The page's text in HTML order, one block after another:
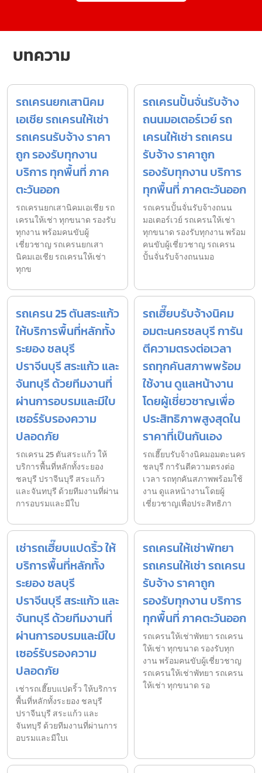
บทความ
รถเครนยกเสานิคม
เอเชีย รถเครนให้เช่า
รถเครนรับจ้าง ราคา
ถูก รองรับทุกงาน
บริการ ทุกพื้นที่ ภาค
ตะวันออก
รถเครนยกเสานิคมเอเชีย รถ
เครนให้เช่า ทุกขนาด รองรับ
ทุกงาน พร้อมคนขับผู้
เชี่ยวชาญ รถเครนยกเสา
นิคมเอเชีย รถเครนให้เช่า
ทุกข
รถเครนปั้นจั่นรับจ้าง
ถนนมอเตอร์เวย์ รถ
เครนให้เช่า รถเครน
รับจ้าง ราคาถูก
รองรับทุกงาน บริการ
ทุกพื้นที่ ภาคตะวันออก
รถเครนปั้นจั่นรับจ้างถนน
มอเตอร์เวย์ รถเครนให้เช่า
ทุกขนาด รองรับทุกงาน พร้อม
คนขับผู้เชี่ยวชาญ รถเครน
ปั้นจั่นรับจ้างถนนมอ
รถเครน 25 ตันสระแก้ว
ให้บริการพื้นที่หลักทั้ง
ระยอง ชลบุรี
ปราจีนบุรี สระแก้ว และ
จันทบุรี ด้วยทีมงานที่
ผ่านการอบรมและมีใบ
เซอร์รับรองความ
ปลอดภัย
รถเครน 25 ตันสระแก้ว ให้
บริการพื้นที่หลักทั้งระยอง
ชลบุรี ปราจีนบุรี สระแก้ว
และจันทบุรี ด้วยทีมงานที่ผ่าน
การอบรมและมีใบ
รถเฮี๊ยบรับจ้างนิคม
อมตะนครชลบุรี การัน
ตีความตรงต่อเวลา
รถทุกคันสภาพพร้อม
ใช้งาน ดูแลหน้างาน
โดยผู้เชี่ยวชาญเพื่อ
ประสิทธิภาพสูงสุดใน
ราคาที่เป็นกันเอง
รถเฮี๊ยบรับจ้างนิคมอมตะนคร
ชลบุรี การันตีความตรงต่อ
เวลา รถทุกคันสภาพพร้อมใช้
งาน ดูแลหน้างานโดยผู้
เชี่ยวชาญเพื่อประสิทธิภา
เช่ารถเฮี๊ยบแปดริ้ว ให้
บริการพื้นที่หลักทั้ง
ระยอง ชลบุรี
ปราจีนบุรี สระแก้ว และ
จันทบุรี ด้วยทีมงานที่
ผ่านการอบรมและมีใบ
เซอร์รับรองความ
ปลอดภัย
เช่ารถเฮี๊ยบแปดริ้ว ให้บริการ
พื้นที่หลักทั้งระยอง ชลบุรี
ปราจีนบุรี สระแก้ว และ
จันทบุรี ด้วยทีมงานที่ผ่านการ
อบรมและมีใบเ
รถเครนให้เช่าพัทยา
รถเครนให้เช่า รถเครน
รับจ้าง ราคาถูก
รองรับทุกงาน บริการ
ทุกพื้นที่ ภาคตะวันออก
รถเครนให้เช่าพัทยา รถเครน
ให้เช่า ทุกขนาด รองรับทุก
งาน พร้อมคนขับผู้เชี่ยวชาญ
รถเครนให้เช่าพัทยา รถเครน
ให้เช่า ทุกขนาด รอ